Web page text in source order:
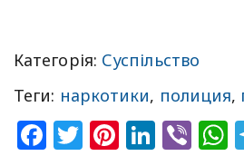
Категорія: Суспільство
Теги: наркотики, полиция,
Facebook
Twitter
Pinterest